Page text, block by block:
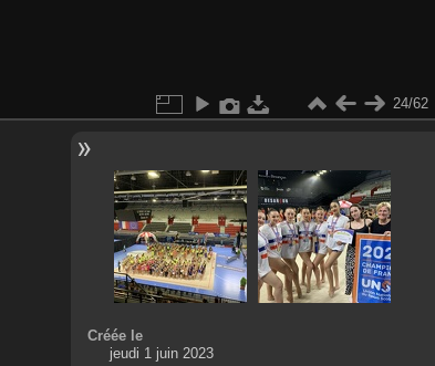
24/62
Créée le
jeudi 1 juin 2023